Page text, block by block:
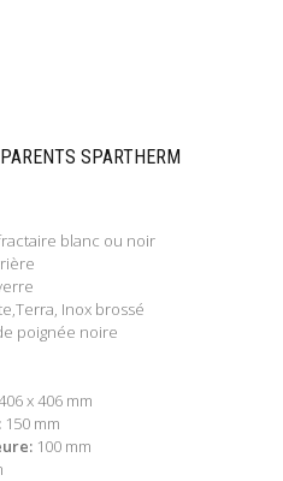
SPARTHERM
blanc ou noir
Inox brossé
poignée noire
x 406 mm
150 mm
100 mm